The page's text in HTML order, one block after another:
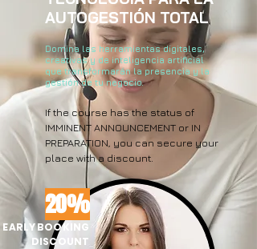
AUTOGESTIÓN TOTAL
Domina las herramientas digitales,
creativas y de inteligencia artificial
que transformarán la presencia y la
gestión de tu negocio.
If the course has the status of
IMMINENT ANNOUNCEMENT or IN
PREPARATION, you can secure your
place with a discount.
20%
EARLY BOOKING
DISCOUNT